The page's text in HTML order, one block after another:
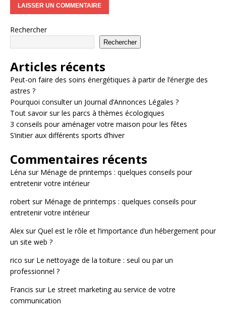
Rechercher
Rechercher
Articles récents
Peut-on faire des soins énergétiques à partir de l’énergie des
astres ?
Pourquoi consulter un Journal d’Annonces Légales ?
Tout savoir sur les parcs à thèmes écologiques
3 conseils pour aménager votre maison pour les fêtes
S’initier aux différents sports d’hiver
Commentaires récents
Léna sur Ménage de printemps : quelques conseils pour
entretenir votre intérieur
robert sur Ménage de printemps : quelques conseils pour
entretenir votre intérieur
Alex surQuel est le rôle et l’importance d’un hébergement pour
un site web ?
rico sur Le nettoyage de la toiture : seul ou par un
professionnel ?
Francis sur Le street marketing au service de votre
communication